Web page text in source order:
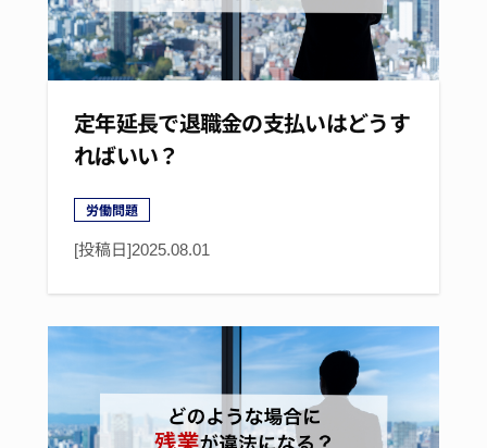
定年延長で退職金の支払いはどうす
ればいい？
労働問題
[投稿日]2025.08.01